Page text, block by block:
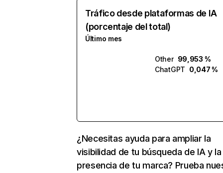
Tráfico desde plataformas de IA
(porcentaje del total)
Último mes
Other 99,953 %
ChatGPT 0,047 %
¿Necesitas ayuda para ampliar la
visibilidad de tu búsqueda de IA y la
presencia de tu marca? Prueba